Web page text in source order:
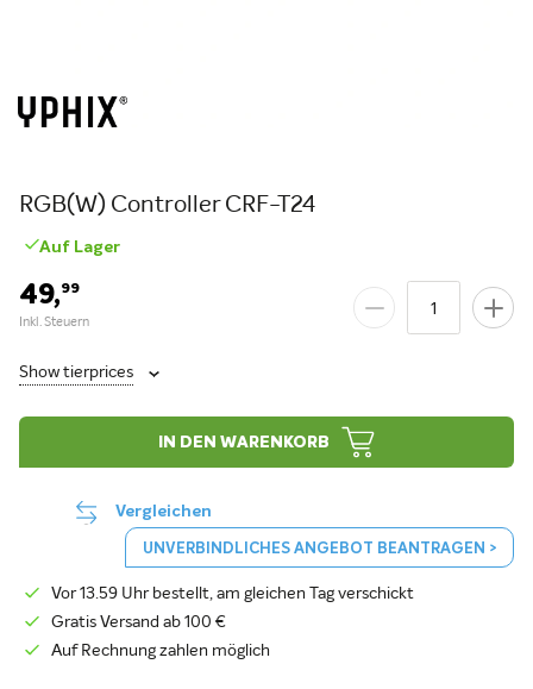
RGB(W) Controller CRF-T24
Auf Lager
49,99
Show tierprices
IN DEN WARENKORB
Vergleichen
UNVERBINDLICHES ANGEBOT BEANTRAGEN >
Vor 13.59 Uhr bestellt, am gleichen Tag verschickt
Gratis Versand ab 100 €
Auf Rechnung zahlen möglich